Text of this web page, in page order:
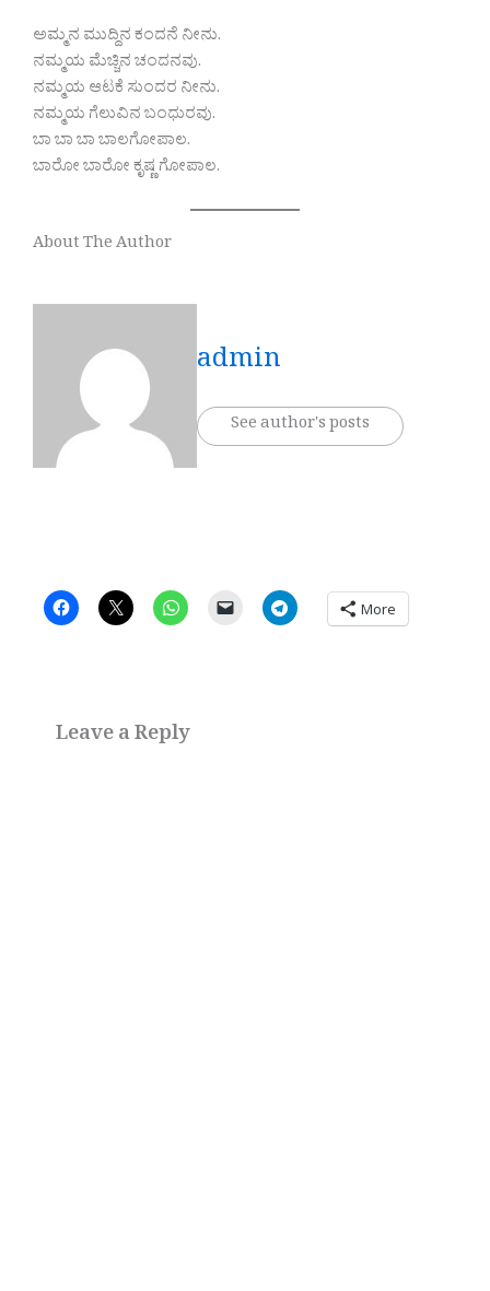
ಅಮ್ಮನ ಮುದ್ದಿನ ಕಂದನೆ ನೀನು.
ನಮ್ಮಯ ಮೆಚ್ಚಿನ ಚಂದನವು.
ನಮ್ಮಯ ಆಟಕೆ ಸುಂದರ ನೀನು.
ನಮ್ಮಯ ಗೆಲುವಿನ ಬಂಧುರವು.
ಬಾ ಬಾ ಬಾ ಬಾಲಗೋಪಾಲ.
ಬಾರೋ ಬಾರೋ ಕೃಷ್ಣ ಗೋಪಾಲ.
About The Author
admin
See author's posts
More
Leave a Reply